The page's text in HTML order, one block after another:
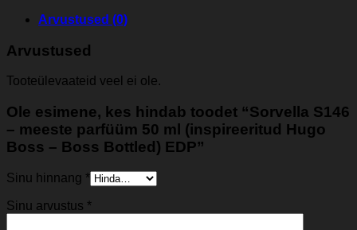
Arvustused (0)
Arvustused
Tooteülevaateid veel ei ole.
Ole esimene, kes hindab toodet “Sorvella S146
– meeste parfüüm 50 ml (inspireeritud Hugo
Boss – Boss Bottled) EDP”
Sinu hinnang *
Sinu arvustus *